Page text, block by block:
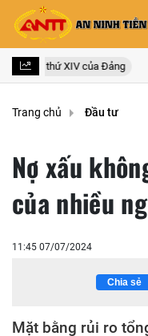
lần thứ XIV của Đảng
Trang chủ Đầu tư
Nợ xấu
của nhiều
11:45 07/07/2024
Chia sẻ
Mặt bằng rủi ro